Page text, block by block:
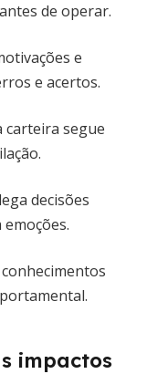
de operar.
e
e acertos.
carteira segue
decisões
impactos